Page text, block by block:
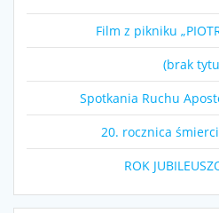
Film z pikniku
(brak
Spotkania Ruchu
20. rocznica śmierci
ROK